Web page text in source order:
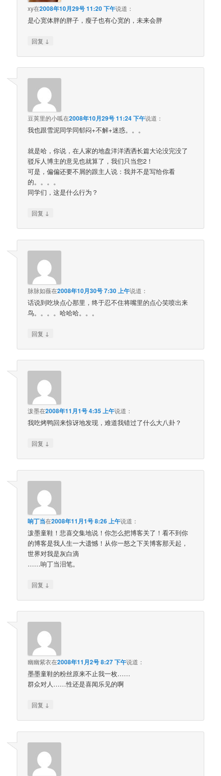
xy在2008年10月29号 11:20 下午说道：
是心宽体胖的胖子，瘦子也有心宽的，未来会胖
回复 ↓
豆荚里的小呱在2008年10月29号 11:24 下午说道：
我也跟雪泥同学同郁闷+不解+迷惑。。。
就是哈，你说，在人家的地盘洋洋洒洒长篇大论没完没了
驳斥人博主的意见也就算了，我们只当您2！
可是，偏偏还要不屑的跟主人说：我并不是写给你看
的。。。。
同学们，这是什么行为？
回复 ↓
脉脉如薇在2008年10月30号 7:30 上午说道：
话说到吃块点心那里，终于忍不住将嘴里的点心笑喷出来
鸟。。。。哈哈哈。。。
回复 ↓
泼墨在2008年11月1号 4:35 上午说道：
我吃烤鸭回来惊讶地发现，难道我错过了什么大八卦？
回复 ↓
响丁当在2008年11月1号 8:26 上午说道：
泼墨童鞋！悲喜交集地说！你怎么把博客关了！看不到你
的博客是我人生一大遗憾！从你一怒之下关博客那天起，
世界对我是灰白滴
……响丁当泪笔。
回复 ↓
幽幽紫衣在2008年11月2号 8:27 下午说道：
墨墨童鞋的粉丝原来不止我一枚……
群众对人……性还是喜闻乐见的啊
回复 ↓